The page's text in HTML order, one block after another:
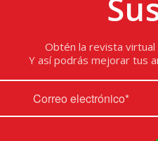
Obtén la revista
Y así podrás mejorar tus